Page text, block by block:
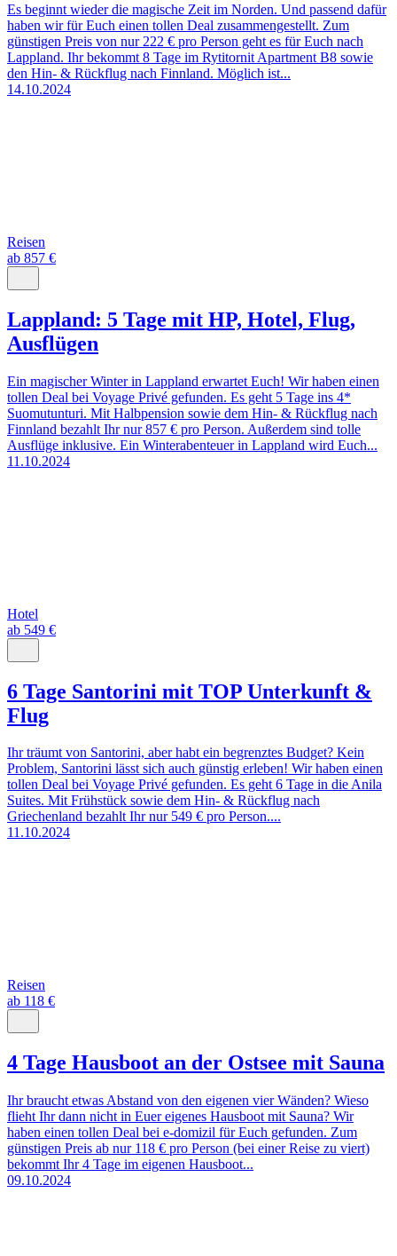
Es beginnt wieder die magische Zeit im Norden. Und passend dafür
haben wir für Euch einen tollen Deal zusammengestellt. Zum
günstigen Preis von nur 222 € pro Person geht es für Euch nach
Lappland. Ihr bekommt 8 Tage im Rytitornit Apartment B8 sowie
den Hin- & Rückflug nach Finnland. Möglich ist...
14.10.2024
Reisen
ab 857 €
Lappland: 5 Tage mit HP, Hotel, Flug,
Ausflügen
Ein magischer Winter in Lappland erwartet Euch! Wir haben einen
tollen Deal bei Voyage Privé gefunden. Es geht 5 Tage ins 4*
Suomutunturi. Mit Halbpension sowie dem Hin- & Rückflug nach
Finnland bezahlt Ihr nur 857 € pro Person. Außerdem sind tolle
Ausflüge inklusive. Ein Winterabenteuer in Lappland wird Euch...
11.10.2024
Hotel
ab 549 €
6 Tage Santorini mit TOP Unterkunft &
Flug
Ihr träumt von Santorini, aber habt ein begrenztes Budget? Kein
Problem, Santorini lässt sich auch günstig erleben! Wir haben einen
tollen Deal bei Voyage Privé gefunden. Es geht 6 Tage in die Anila
Suites. Mit Frühstück sowie dem Hin- & Rückflug nach
Griechenland bezahlt Ihr nur 549 € pro Person....
11.10.2024
Reisen
ab 118 €
4 Tage Hausboot an der Ostsee mit Sauna
Ihr braucht etwas Abstand von den eigenen vier Wänden? Wieso
flieht Ihr dann nicht in Euer eigenes Hausboot mit Sauna? Wir
haben einen tollen Deal bei e-domizil für Euch gefunden. Zum
günstigen Preis ab nur 118 € pro Person (bei einer Reise zu viert)
bekommt Ihr 4 Tage im eigenen Hausboot...
09.10.2024